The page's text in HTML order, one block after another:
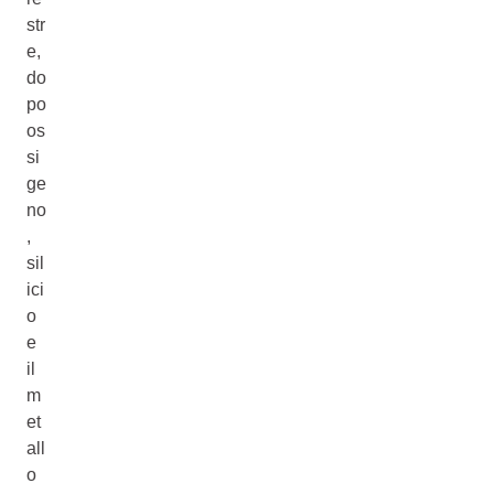
str
e,
do
po
os
si
ge
no
,
sil
ici
o
e
il
m
et
all
o